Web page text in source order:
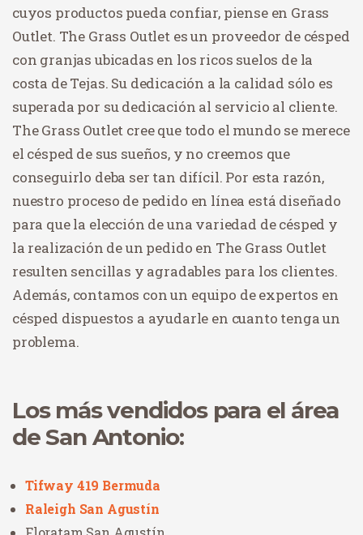
cuyos productos pueda confiar, piense en Grass
Outlet. The Grass Outlet es un proveedor de césped
con granjas ubicadas en los ricos suelos de la
costa de Tejas. Su dedicación a la calidad sólo es
superada por su dedicación al servicio al cliente.
The Grass Outlet cree que todo el mundo se merece
el césped de sus sueños, y no creemos que
conseguirlo deba ser tan difícil. Por esta razón,
nuestro proceso de pedido en línea está diseñado
para que la elección de una variedad de césped y
la realización de un pedido en The Grass Outlet
resulten sencillas y agradables para los clientes.
Además, contamos con un equipo de expertos en
césped dispuestos a ayudarle en cuanto tenga un
problema.
Los más vendidos para el área
de San Antonio:
Tifway 419 Bermuda
Raleigh San Agustín